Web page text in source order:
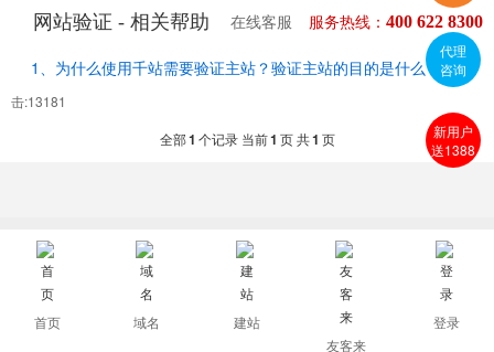
网站验证 - 相关帮助 在线客服 服务热线： 400 622 8300
1、为什么使用千站需要验证主站？验证主站的目的是什么？
点
击:13181
全部1 个记录 当前1 页 共1 页
首页 域名
建站
友客来
登录
代理
咨询
新用户
送1388